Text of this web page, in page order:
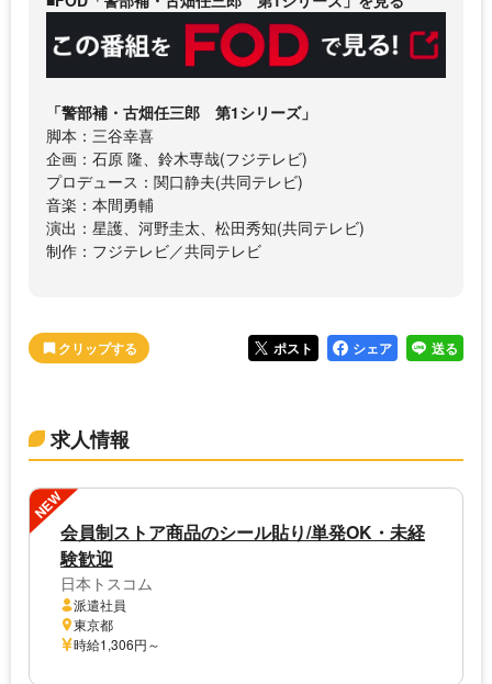
「警部補・古畑任三郎 第1シリーズ」
脚本：三谷幸喜
企画：石原 隆、鈴木専哉(フジテレビ)
プロデュース：関口静夫(共同テレビ)
音楽：本間勇輔
演出：星護、河野圭太、松田秀知(共同テレビ)
制作：フジテレビ／共同テレビ
ポスト シェア 送る
求人情報
NEW
会員制ストア商品のシール貼り/単発OK・未経
験歓迎
日本トスコム
派遣社員
東京都
時給1,306円～